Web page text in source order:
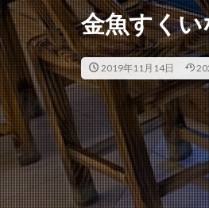
金魚すく
2019年11月14日